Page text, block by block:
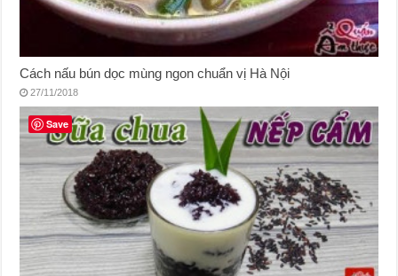
Cách nấu bún dọc mùng ngon chuẩn vị Hà Nội
27/11/2018
Save